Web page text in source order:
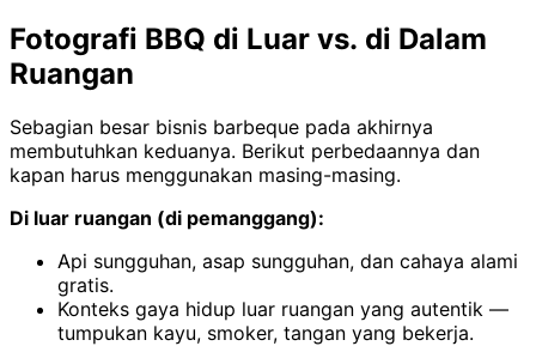
Fotografi BBQ di Luar vs. di Dalam
Ruangan
Sebagian besar bisnis barbeque pada akhirnya
membutuhkan keduanya. Berikut perbedaannya dan
kapan harus menggunakan masing-masing.
Di luar ruangan (di pemanggang):
Api sungguhan, asap sungguhan, dan cahaya alami
gratis.
Konteks gaya hidup luar ruangan yang autentik —
tumpukan kayu, smoker, tangan yang bekerja.